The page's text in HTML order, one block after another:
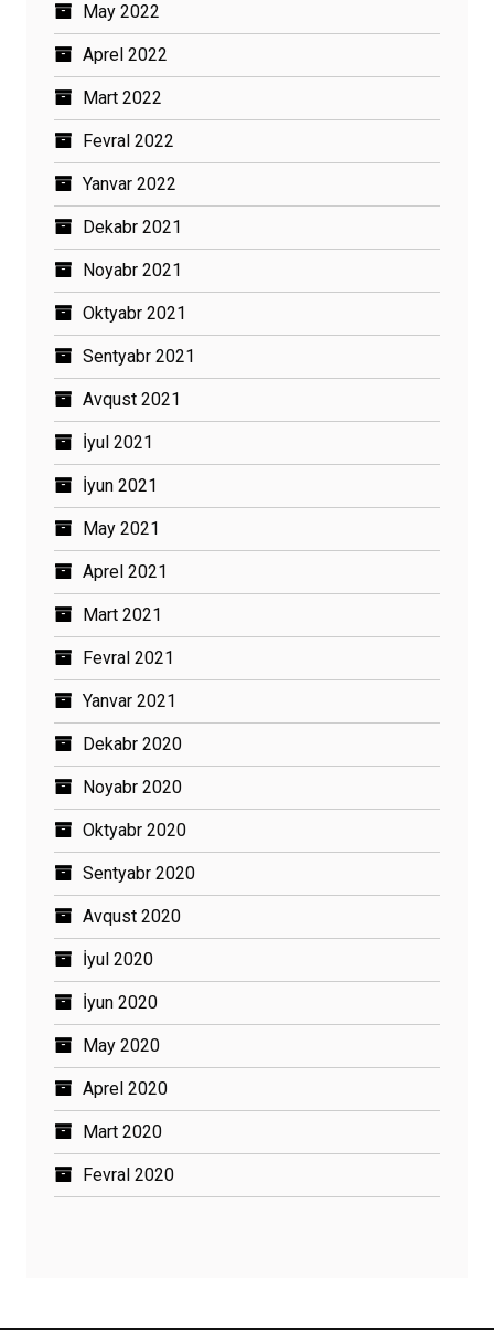
May 2022
Aprel 2022
Mart 2022
Fevral 2022
Yanvar 2022
Dekabr 2021
Noyabr 2021
Oktyabr 2021
Sentyabr 2021
Avqust 2021
İyul 2021
İyun 2021
May 2021
Aprel 2021
Mart 2021
Fevral 2021
Yanvar 2021
Dekabr 2020
Noyabr 2020
Oktyabr 2020
Sentyabr 2020
Avqust 2020
İyul 2020
İyun 2020
May 2020
Aprel 2020
Mart 2020
Fevral 2020